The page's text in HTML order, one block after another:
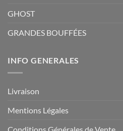
GHOST
GRANDES BOUFFÉES
INFO GENERALES
Livraison
Mentions Légales